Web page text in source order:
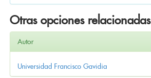
Otras opciones relacionadas
Autor
Universidad Francisco Gavidia